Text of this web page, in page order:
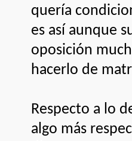
quería
es así aunque
oposición
hacerlo de
Respecto a lo
algo más